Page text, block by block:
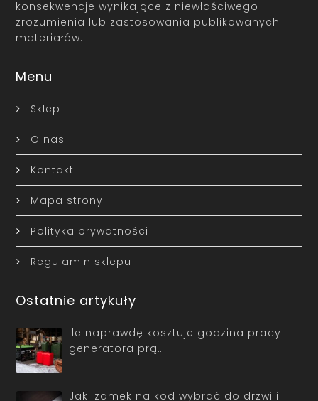
konsekwencje wynikające z niewłaściwego
zrozumienia lub zastosowania publikowanych
materiałów.
Menu
Sklep
O nas
Kontakt
Mapa strony
Polityka prywatności
Regulamin sklepu
Ostatnie artykuły
Ile naprawdę kosztuje godzina pracy
generatora prą…
Jaki zamek na kod wybrać do drzwi i